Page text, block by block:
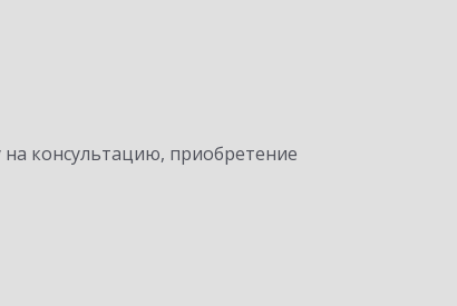
консультацию, приобретение